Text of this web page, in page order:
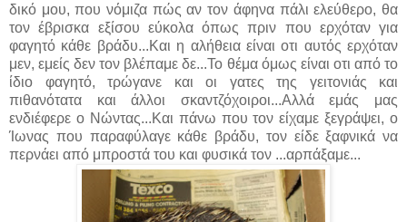
δικό μου, που νόμιζα πώς αν τον άφηνα πάλι ελεύθερο, θα
τον έβρισκα εξίσου εύκολα όπως πριν που ερχόταν για
φαγητό κάθε βράδυ...Και η αλήθεια είναι οτι αυτός ερχόταν
μεν, εμείς δεν τον βλέπαμε δε...Το θέμα όμως είναι οτι από το
ίδιο φαγητό, τρώγανε και οι γατες της γειτονιάς και
πιθανότατα και άλλοι σκαντζόχοιροι...Αλλά εμάς μας
ενδιέφερε ο Νώντας...Και πάνω που τον είχαμε ξεγράψει, ο
Ίωνας που παραφύλαγε κάθε βράδυ, τον είδε ξαφνικά να
περνάει από μπροστά του και φυσικά τον ...αρπάξαμε...